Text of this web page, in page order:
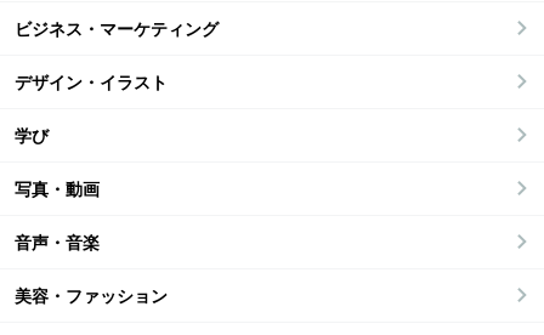
ビジネス・マーケティング
デザイン・イラスト
学び
写真・動画
音声・音楽
美容・ファッション